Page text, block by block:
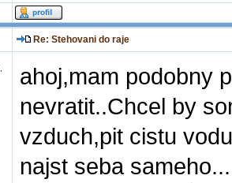
Re: Stehovani do raje
ahoj,mam podobny
nevratit..Chcel by
vzduch,pit cistu
najst seba